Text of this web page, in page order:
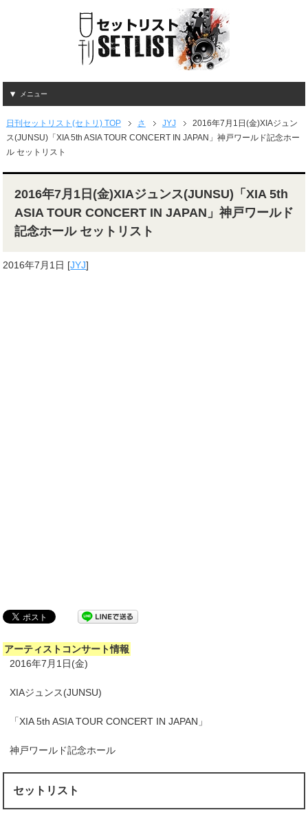
メニュー
日刊セットリスト(セトリ) TOP さ JYJ
2016年7月1日(金)XIAジュン
ス(JUNSU)「XIA 5th ASIA TOUR CONCERT IN JAPAN」神戸ワールド記念ホー
ル セットリスト
2016年7月1日(金)XIAジュンス(JUNSU)「XIA 5th
ASIA TOUR CONCERT IN JAPAN」神戸ワールド
記念ホール セットリスト
2016年7月1日 [JYJ]
アーティストコンサート情報
2016年7月1日(金)
XIAジュンス(JUNSU)
「XIA 5th ASIA TOUR CONCERT IN JAPAN」
神戸ワールド記念ホール
セットリスト